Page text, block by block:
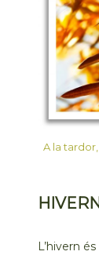
A la
L’hivern